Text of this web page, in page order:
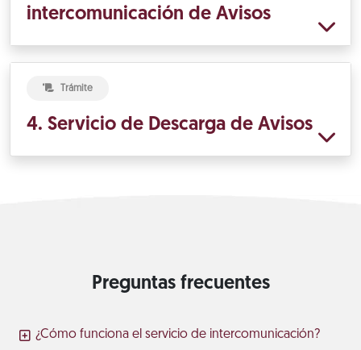
intercomunicación de Avisos
Trámite
4. Servicio de Descarga de Avisos
Preguntas frecuentes
¿Cómo funciona el servicio de intercomunicación?